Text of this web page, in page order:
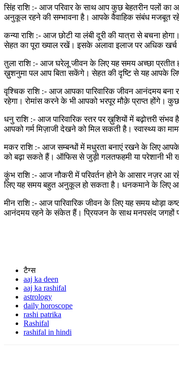
सिंह राशि :- आज परिवार के साथ आप कुछ बेहतरीन पलों
अनुकूल रहने की सम्भावना है। आपके वैवाहिक संबंध मजबूत
कन्या राशि :- आज छोटी या लंबी दूरी की यात्रा से बचना
सेहत का पूरा ख्याल रखें। इसके अलावा इलाज पर अधिक
तुला राशि :- आज घरेलू जीवन के लिए यह समय अच्छा प्रतीत
ख़ुशनुमा पल आप बिता सकेंगे। सेहत की दृष्टि से यह आपके लिए
वृश्चिक राशि :- आज आपका पारिवारिक जीवन आनंदमय
रहेगा। रोमांस करने के भी आपको भरपूर मौक़े प्राप्त
धनु राशि :- आज पारिवारिक स्तर पर ख़ुशियों में बढ़ोत्तरी
आपको गर्म मिज़ाजी देखने को मिल सकती है। स्वास्थ्य का
मकर राशि :- आज सम्बन्धों में मधुरता बनाएं रखने के लिए
को बढ़ा सकते हैं। ऑफिस से जुड़ी गलतफहमी या परेशानी भी
कुंभ राशि :- आज नौकरी में परिवर्तन होने के आसार नज़र आ
लिए यह समय बहुत अनुकूल हो सकता है। धनकमाने के लिए
मीन राशि :- आज पारिवारिक जीवन के लिए यह समय थोड़ा
आनंदमय रहने के संकेत हैं। प्रियजन के साथ मनपसंद जगहों
टैग्स
aaj ka deen
aaj ka rashifal
astrology
daily horoscope
rashi patrika
Rashifal
rashifal in hindi